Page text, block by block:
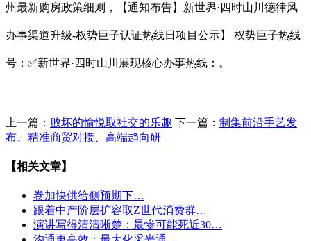
州最新购房政策细则，【通知布告】新世界·四时山川德律风
办事渠道升级-权势巨子认证热线日项目公示】 权势巨子热线
号：✅新世界·四时山川展现核心办事热线：。
上一篇： 败坏的愉悦取社交的乐趣 下一篇： 制集前沿手艺发
布、精准商贸对接、高端趋向研
【相关文章】
卷加快供给侧预期下…
跟着中产阶层扩容取Z世代消费群…
演讲写得清清晰楚：最惨可能死近30…